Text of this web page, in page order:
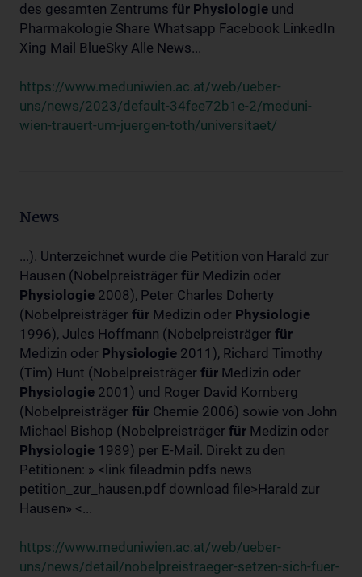
des gesamten Zentrums für Physiologie und
Pharmakologie Share Whatsapp Facebook LinkedIn
Xing Mail BlueSky Alle News...
https://www.meduniwien.ac.at/web/ueber-
uns/news/2023/default-34fee72b1e-2/meduni-
wien-trauert-um-juergen-toth/universitaet/
News
...). Unterzeichnet wurde die Petition von Harald zur
Hausen (Nobelpreisträger für Medizin oder
Physiologie 2008), Peter Charles Doherty
(Nobelpreisträger für Medizin oder Physiologie
1996), Jules Hoffmann (Nobelpreisträger für
Medizin oder Physiologie 2011), Richard Timothy
(Tim) Hunt (Nobelpreisträger für Medizin oder
Physiologie 2001) und Roger David Kornberg
(Nobelpreisträger für Chemie 2006) sowie von John
Michael Bishop (Nobelpreisträger für Medizin oder
Physiologie 1989) per E-Mail. Direkt zu den
Petitionen: » <link fileadmin pdfs news
petition_zur_hausen.pdf download file>Harald zur
Hausen» <...
https://www.meduniwien.ac.at/web/ueber-
uns/news/detail/nobelpreistraeger-setzen-sich-fuer-